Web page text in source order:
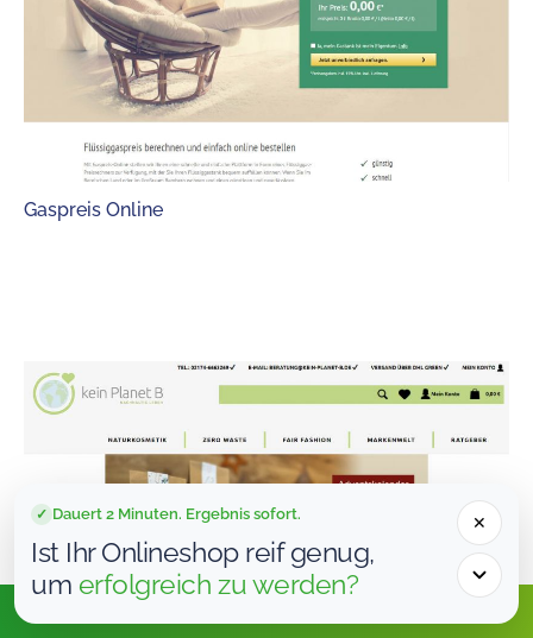
Gaspreis Online
✕
✓ Dauert 2 Minuten. Ergebnis sofort.
Ist Ihr Onlineshop reif genug,
um erfolgreich zu werden?